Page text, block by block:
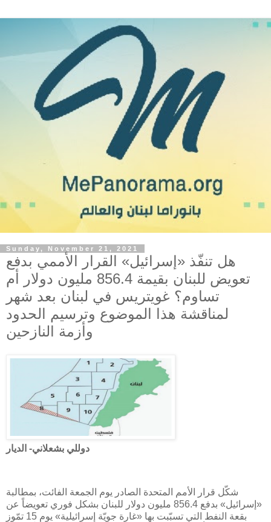
Sunday, November 21, 2021
هل تنفّذ «إسرائيل» القرار الأممي بدفع
تعويض للبنان بقيمة 856.4 مليون دولار أم
تساوم؟ غويتريس في لبنان بعد شهر
لمناقشة هذا الموضوع وترسيم الحدود
وأزمة النازحين
دوللي بشعلاني- الديار
شكّل قرار الأمم المتحدة الصادر يوم الجمعة الفائت، بمطالبة
«إسرائيل» بدفع 856.4 مليون دولار للبنان بشكل فوري تعويضاً عن
بقعة النفط التي تسبّبت بها «غارة جويّة إسرائيلية» يوم 15 تمّوز